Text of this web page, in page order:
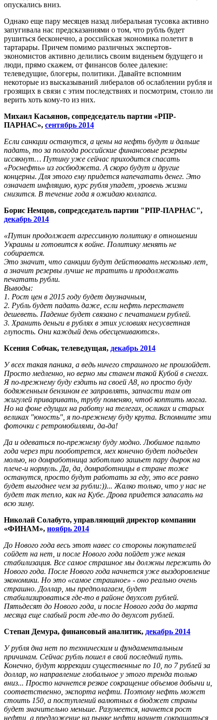
опускались вниз.
Однако еще пару месяцев назад либеральная тусовка активно
запугивала нас предсказаниями о том, что рубль будет
рушиться бесконечно, а российская экономика полетит в
тартарары. Причем помимо различных экспертов-
экономистов активно делились своим виденьем будущего и
люди, прямо скажем, от финансов более далекие:
телеведущие, блогеры, политики. Давайте вспомним
некоторые из высказываний либералов об ослаблении рубля и
грозящих в связи с этим последствиях и посмотрим, стоило ли
верить хоть кому-то из них.
Михаил Касьянов, сопредседатель партии «РПР-
ПАРНАС», сентябрь 2014
Если санкции останутся, а цены на нефть будут и дальше
падать, то за полгода российские финансовые резервы
иссякнут… Путину уже сейчас приходится спасать
«Роснефть» из госбюджета. А скоро будут и другие
концерны. Для этого ему придется напечатать денег. Это
означает инфляцию, курс рубля упадет, уровень жизни
снизится. В течение года я ожидаю коллапса.
Борис Немцов, сопредседатель партии "РПР-ПАРНАС",
декабрь 2014
«Путин продолжает агрессивную политику в отношении
Украины и готовится к войне. Политику менять не
собирается.
Это значит, что санкции будут действовать несколько лет,
а значит резервы лучше не тратить и продолжать
печатать рубли.
Выводы:
1. Рост цен в 2015 году будет двузначным,
2. Рубль будет падать даже, если нефть перестанет
дешеветь. Падение будет связано с печатанием рублей.
3. Хранить деньги в рублях в этих условиях несусветная
глупость. Они каждый день обесцениваются».
Ксения Собчак, телеведущая, декабрь 2014
У всех такая паника, а ведь ничего страшного не произойдет.
Просто медленно, но верно мы станем такой Кубой в снегах.
Я по-прежнему буду ездить на своей А8, но просто буду
бодяженным бензином ее заправлять, запчасти там от
жигулей приваривать, трубу поменяю, чтоб коптить могла.
Но на фоне едущих на работу на телегах, осликах и старых
великах "юность", я по-прежнему буду крута. Вспомните эти
фоточки с ретромобилями, да-да!
Да и одеваться по-прежнему буду модно. Любимое пальто
года через три пооботрется, мех конечно будет подъеден
молью, но домработница заботливо зашьет пару дырок на
плече-и нормуль. Да, да, домработницы в стране тоже
останутся, просто будут работать за еду, это все равно
будет выгоднее чем за рубли:))... Жалко только, что у нас не
будет так тепло, как на Кубе. Дрова придется запасать на
всю зиму.
Николай Солабуто, управляющий директор компании
«ФИНАМ», ноябрь 2014
До Нового года весь этот навес со стороны покупателей
сойдет на нет, и после Нового года пойдет уже некая
стабилизация. Все самое страшное мы должны пережить до
Нового года. После Нового года начнется уже выздоровление
экономики. Но это «самое страшное» - оно реально очень
страшно. Доллар, мы предполагаем, будет
стабилизироваться где-то в районе двухсот рублей.
Пятьдесят до Нового года, и после Нового года до марта
месяца еще слабый рост где-то до двухсот рублей.
Степан Демура, финансовый аналитик, декабрь 2014
У рубля дна нет по техническим и фундаментальным
причинам. Сейчас рубль пошел в свой последний путь.
Конечно, будут коррекции существенные по 10, по 7 рублей за
доллар, но направление глобальное у этого тренда только
вниз... Просто начнется резкое сокращение объемов добычи и,
соответственно, экспорта нефти. Поэтому нефть может
стоить 150, а поступлений валютных в бюджет страны
будет значительно меньше. Разумеется, начнется рост
нефти, а предложение на рынке нефти начнет сокращаться